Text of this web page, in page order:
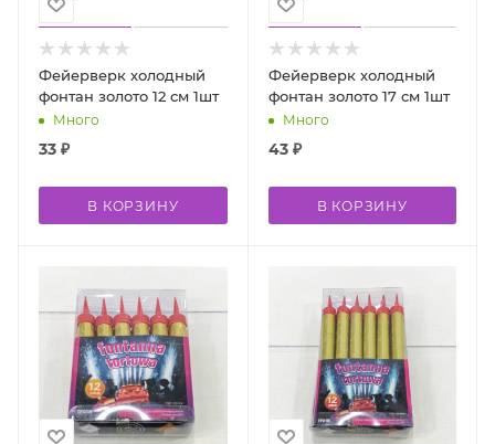
Фейерверк холодный
фонтан золото 12 см 1шт
Много
33 ₽
В КОРЗИНУ
Фейерверк холодный
фонтан золото 17 см 1шт
Много
43₽
В КОРЗИНУ